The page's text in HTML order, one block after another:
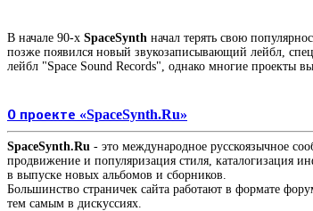
В начале 90-х SpaceSynth начал терять свою
позже появился новый звукозаписывающий лейбл,
лейбл "Space Sound Records", однако многие проекты
О проекте «SpaceSynth.Ru»
SpaceSynth.Ru - это международное русскоязычное
продвижение и популяризация стиля, каталогизация
в выпуске новых альбомов и сборников.
Большинство страничек сайта работают в формате
тем самым в дискуссиях.